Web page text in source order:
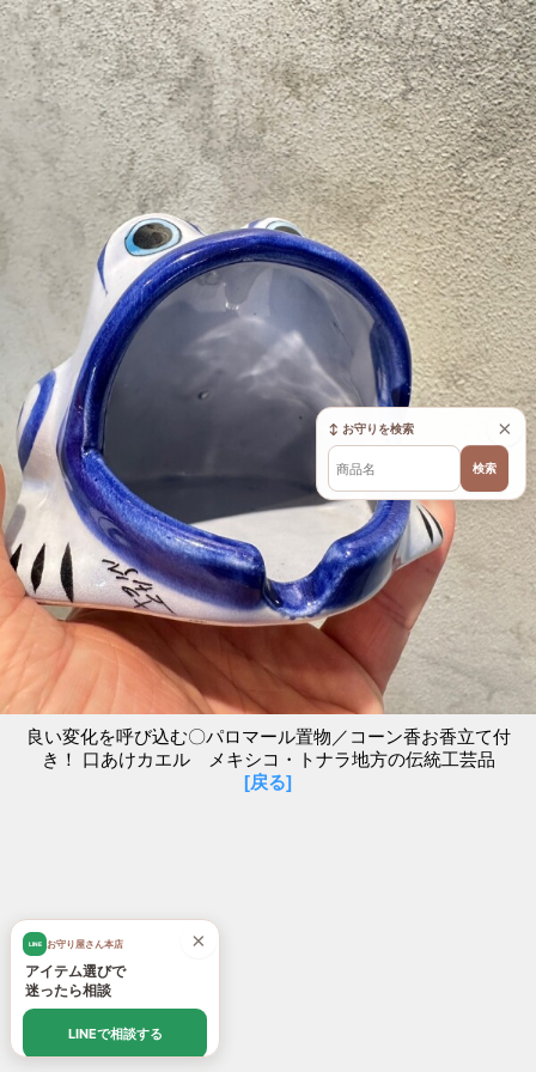
良い変化を呼び込む〇パロマール置物／コーン香お香立て付
き！ 口あけカエル メキシコ・トナラ地方の伝統工芸品
[戻る]
×
LINE お守り屋さん本店
アイテム選びで
迷ったら相談
LINEで相談する
×
↕ お守りを検索
検索